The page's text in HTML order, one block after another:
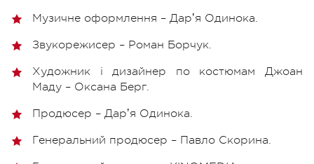
Музичне оформлення – Дарʼя Одинока.
Звукорежисер – Роман Борчук.
Художник і дизайнер по костюмам Джоан
Маду – Оксана Берг.
Продюсер – Дарʼя Одинока.
Генеральний продюсер – Павло Скорина.